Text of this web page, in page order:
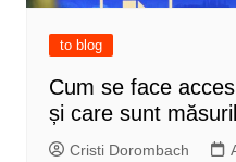
to blog
Cum se face
și care sunt
Cristi Dorombach